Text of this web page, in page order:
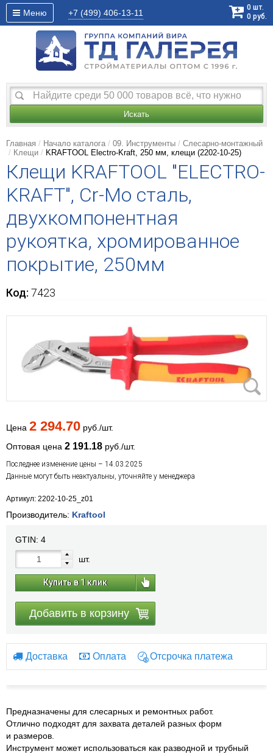
Меню +7 (499) 406-13-11
0 шт.
0 руб.
Искать
Главная Начало каталога 09. Инструменты
Слесарно-монтажный
Клещи
KRAFTOOL Electro-Kraft, 250 мм, клещи (2202-10-25)
Клещи KRAFTOOL "ELECTRO-
KRAFT", Cr-Mo сталь,
двухкомпонентная
рукоятка, хромированное
покрытие, 250мм
Код: 7423
Цена 2 294.70 руб./шт.
Оптовая цена 2 191.18 руб./шт.
Последнее изменение цены – 14.03.2025
Данные могут быть неактуальны, уточняйте у менеджера
Артикул: 2202-10-25_z01
Производитель: Kraftool
GTIN: 4
шт.
Купить в 1 клик
Добавить в корзину
Доставка Оплата Отсрочка платежа
Предназначены для слесарных и ремонтных работ.
Отлично подходят для захвата деталей разных форм
и размеров.
Инструмент может использоваться как разводной и трубный